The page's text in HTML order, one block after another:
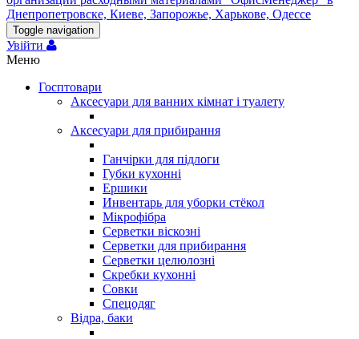
Toggle navigation
Увійти
Меню
Госптовари
Аксесуари для ванних кімнат і туалету
Аксесуари для прибирання
Ганчірки для підлоги
Губки кухонні
Ершики
Инвентарь для уборки стёкол
Мікрофібра
Серветки віскозні
Серветки для прибирання
Серветки целюлозні
Скребки кухонні
Совки
Спецодяг
Відра, баки